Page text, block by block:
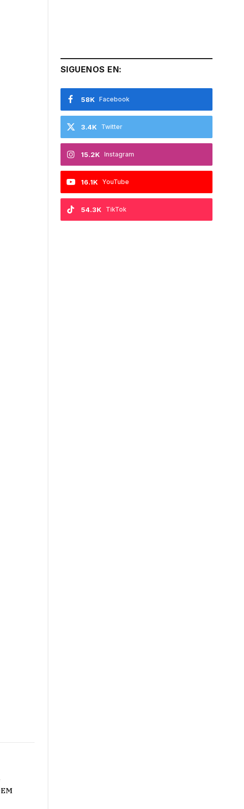
SIGUENOS EN:
Facebook
58K
Twitter
3.4K
Instagram
15.2K
YouTube
16.1K
TikTok
54.3K